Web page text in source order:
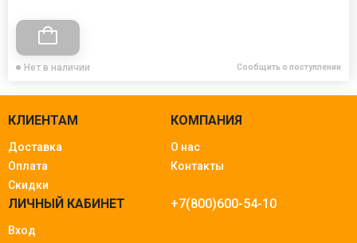
Нет в наличии Сообщить о поступлении
КЛИЕНТАМ
Доставка
Оплата
Скидки
КОМПАНИЯ
О нас
Контакты
ЛИЧНЫЙ КАБИНЕТ
Вход
+7(800)600-54-10